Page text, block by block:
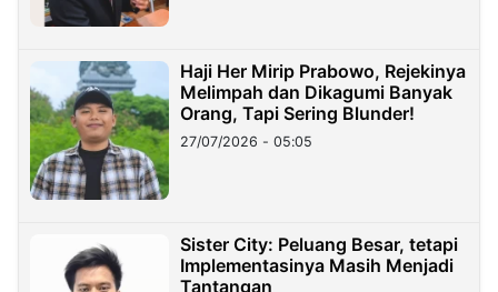
Haji Her Mirip Prabowo, Rejekinya
Melimpah dan Dikagumi Banyak
Orang, Tapi Sering Blunder!
27/07/2026 - 05:05
Sister City: Peluang Besar, tetapi
Implementasinya Masih Menjadi
Tantangan